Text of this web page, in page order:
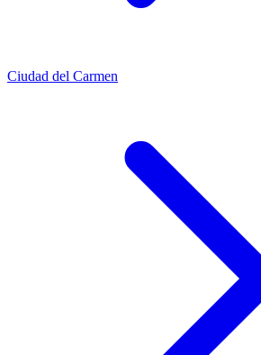
Ciudad del Carmen